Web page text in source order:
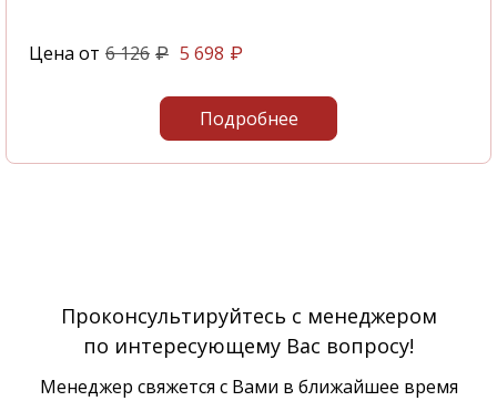
Цена от 6 126 ₽ 5 698 ₽
Подробнее
Проконсультируйтесь с менеджером
по интересующему Вас вопросу!
Менеджер свяжется с Вами в ближайшее время